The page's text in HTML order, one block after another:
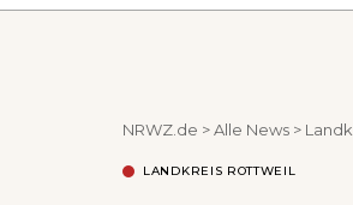
NRWZ.de >Alle News >
LANDKREIS ROTTWEIL